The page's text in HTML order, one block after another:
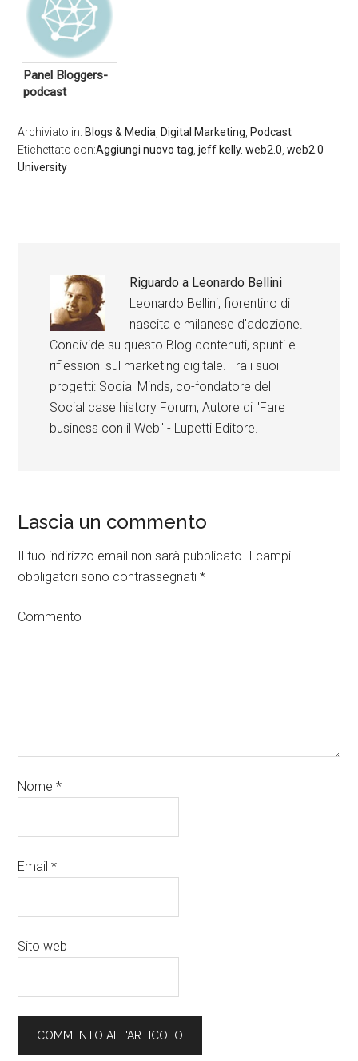
Panel Bloggers-
podcast
Archiviato in: Blogs & Media, Digital Marketing, Podcast
Etichettato con:Aggiungi nuovo tag,jeff kelly. web2.0,web2.0
University
Riguardo a Leonardo Bellini
Leonardo Bellini, fiorentino di
nascita e milanese d'adozione.
Condivide su questo Blog contenuti, spunti e
riflessioni sul marketing digitale. Tra i suoi
progetti: Social Minds, co-fondatore del
Social case history Forum, Autore di "Fare
business con il Web" - Lupetti Editore.
Lascia un commento
Il tuo indirizzo email non sarà pubblicato. I campi
obbligatori sono contrassegnati*
Commento
Nome*
Email*
Sito web